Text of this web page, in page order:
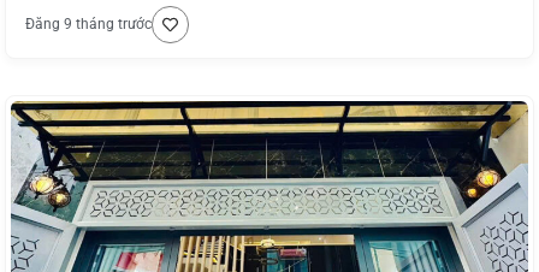
Đăng 9 tháng trước